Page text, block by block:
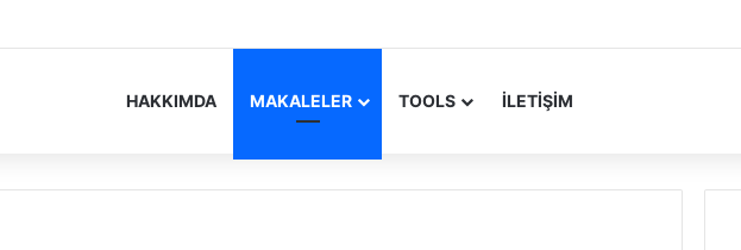
Haziran 2026 Security Update Yayımlandı
HAKKIMDA MAKALELER TOOLS İLETIŞIM